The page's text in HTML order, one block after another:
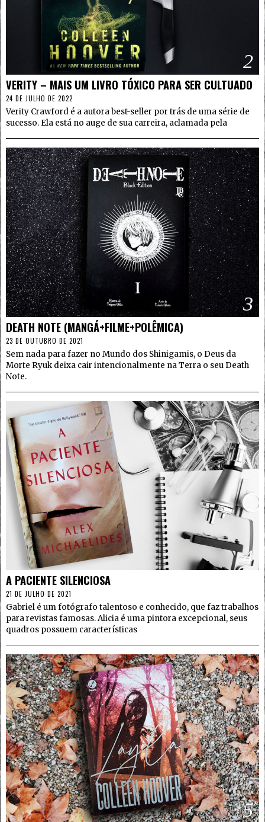
2
VERITY – MAIS UM LIVRO TÓXICO PARA SER CULTUADO
24 DE JULHO DE 2022
Verity Crawford é a autora best-seller por trás de uma série de
sucesso. Ela está no auge de sua carreira, aclamada pela
3
DEATH NOTE (MANGÁ+FILME+POLÊMICA)
23 DE OUTUBRO DE 2021
Sem nada para fazer no Mundo dos Shinigamis, o Deus da
Morte Ryuk deixa cair intencionalmente na Terra o seu Death
Note.
4
A PACIENTE SILENCIOSA
21 DE JULHO DE 2021
Gabriel é um fotógrafo talentoso e conhecido, que faz trabalhos
para revistas famosas. Alicia é uma pintora excepcional, seus
quadros possuem características
5